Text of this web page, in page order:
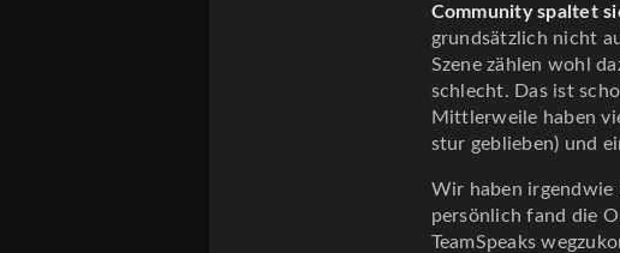
Community spaltet
grundsätzlich nicht
Szene zählen wohl
schlecht. Das ist
Mittlerweile haben
stur geblieben) und
Wir haben irgendwie
persönlich fand die
TeamSpeaks